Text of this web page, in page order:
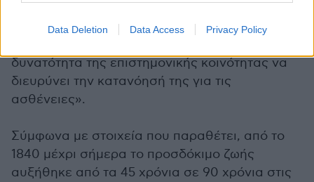
Data Deletion Data Access Privacy Policy
εξέλιξης των ιδεών, τη μεταβλητή αβεβαιότητα
δυνατότητα της επιστημονικής κοινότητας να
διευρύνει την κατανόησή της για τις
ασθένειες».
Σύμφωνα με στοιχεία που παραθέτει, από το
1840 μέχρι σήμερα το προσδόκιμο ζωής
αυξήθηκε από τα 45 χρόνια σε 90 χρόνια στις